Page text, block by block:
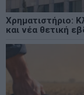
Χρηματιστήριο:
και νέα θετική